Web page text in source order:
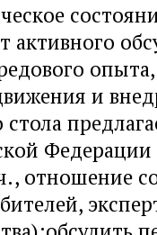
активного
опыта,
и
отношение